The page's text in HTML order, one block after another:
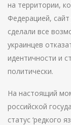
на территории,
Федерацией,
сделали все
украинцев
идентичности и
политически.
На настоящий
российской
статус ‘редкого